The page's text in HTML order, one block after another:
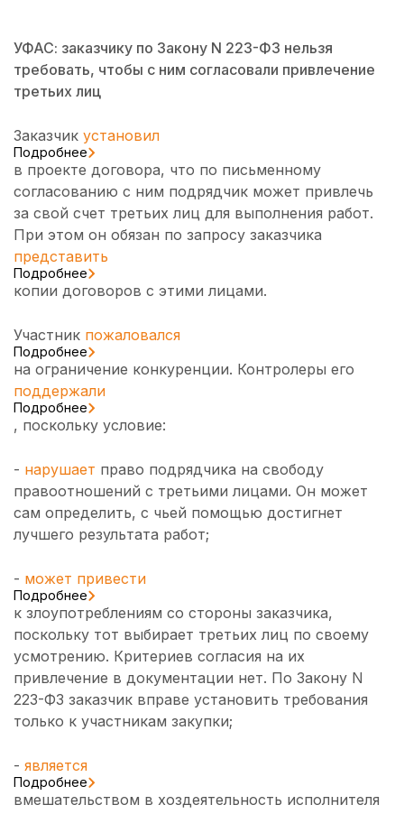
УФАС: заказчику по Закону N 223-ФЗ нельзя
требовать, чтобы с ним согласовали привлечение
третьих лиц
Заказчик установил
Подробнее
в проекте договора, что по письменному
согласованию с ним подрядчик может привлечь
за свой счет третьих лиц для выполнения работ.
При этом он обязан по запросу заказчика
представить
Подробнее
копии договоров с этими лицами.
Участник пожаловался
Подробнее
на ограничение конкуренции. Контролеры его
поддержали
Подробнее
, поскольку условие:
- нарушает право подрядчика на свободу
правоотношений с третьими лицами. Он может
сам определить, с чьей помощью достигнет
лучшего результата работ;
- может привести
Подробнее
к злоупотреблениям со стороны заказчика,
поскольку тот выбирает третьих лиц по своему
усмотрению. Критериев согласия на их
привлечение в документации нет. По Закону N
223-ФЗ заказчик вправе установить требования
только к участникам закупки;
- является
Подробнее
вмешательством в хоздеятельность исполнителя